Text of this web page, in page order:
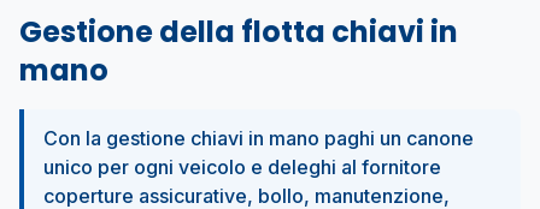
Gestione della flotta chiavi in
mano
Con la gestione chiavi in mano paghi un canone
unico per ogni veicolo e deleghi al fornitore
coperture assicurative, bollo, manutenzione,